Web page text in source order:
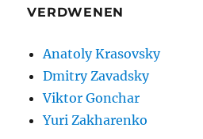
VERDWENEN
Anatoly Krasovsky
Dmitry Zavadsky
Viktor Gonchar
Yuri Zakharenko